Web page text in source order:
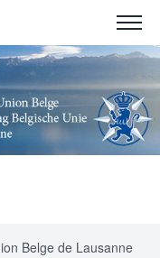
Belge de Lausanne